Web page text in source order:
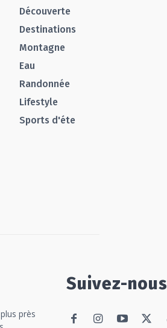
Découverte
Destinations
Montagne
Eau
Randonnée
Lifestyle
Sports d'éte
près
Suivez-nous